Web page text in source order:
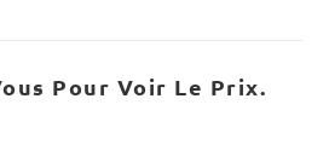
Pour Voir Le Prix.